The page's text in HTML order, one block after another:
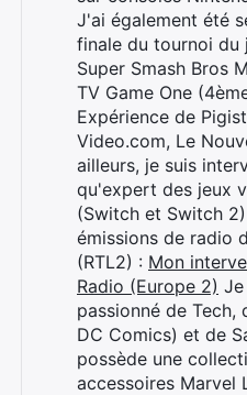
J'ai également été
finale du tournoi du
Super Smash Bros
TV Game One
Expérience de
Video.com, Le
ailleurs, je suis
qu'expert des jeux
(Switch et Switch
émissions de radio
(RTL2) : Mon
Radio (Europe 2) Je
passionné de Tech,
DC Comics) et de
possède une
accessoires Marvel